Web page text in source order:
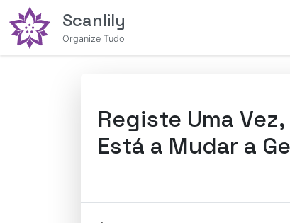
Scanlily
Organize Tudo
Registe Uma
Está a Mudar a